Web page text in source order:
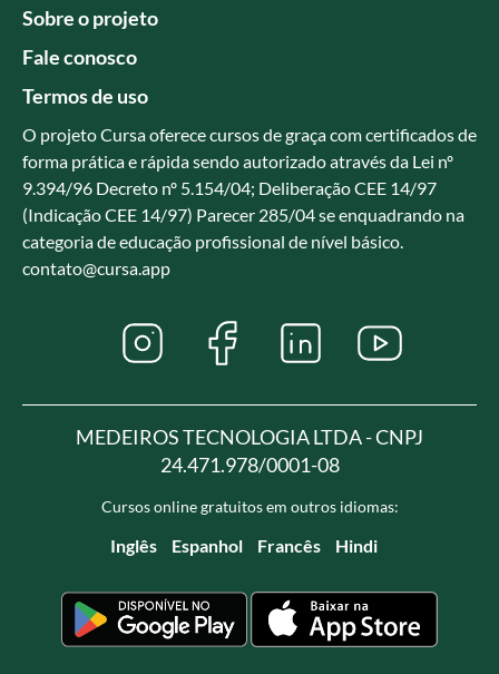
Sobre o projeto
Fale conosco
Termos de uso
O projeto Cursa oferece cursos de graça com certificados de
forma prática e rápida sendo autorizado através da Lei nº
9.394/96 Decreto nº 5.154/04; Deliberação CEE 14/97
(Indicação CEE 14/97) Parecer 285/04 se enquadrando na
categoria de educação profissional de nível básico.
contato@cursa.app
MEDEIROS TECNOLOGIA LTDA - CNPJ
24.471.978/0001-08
Cursos online gratuitos em outros idiomas:
Inglês Espanhol Francês Hindi